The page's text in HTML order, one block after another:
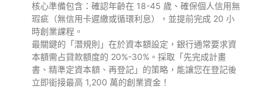
核心準備包含：確認年齡在 18-45 歲、確保個人信用無
瑕疵（無信用卡遲繳或循環利息），並提前完成 20 小
時創業課程。
最關鍵的「潛規則」在於資本額設定，銀行通常要求資
本額需占貸款額度的 20%-30%。採取「先完成計畫
書、精準定資本額、再登記」的策略，能讓您在登記後
立即銜接最高 1,200 萬的創業資金！